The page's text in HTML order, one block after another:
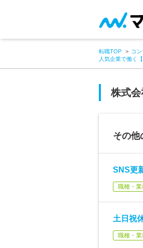
転職TOP コ
人気企業で働く
株式
その他
SNS更
職種・
土日祝
職種・